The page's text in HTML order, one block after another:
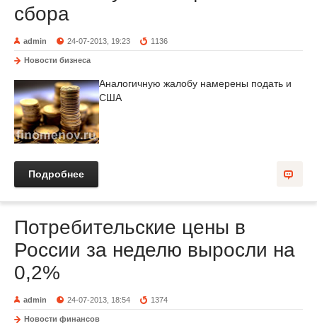
сбора
admin 24-07-2013, 19:23 1136
Новости бизнеса
Аналогичную жалобу намерены подать и
США
Подробнее
Потребительские цены в
России за неделю выросли на
0,2%
admin 24-07-2013, 18:54 1374
Новости финансов